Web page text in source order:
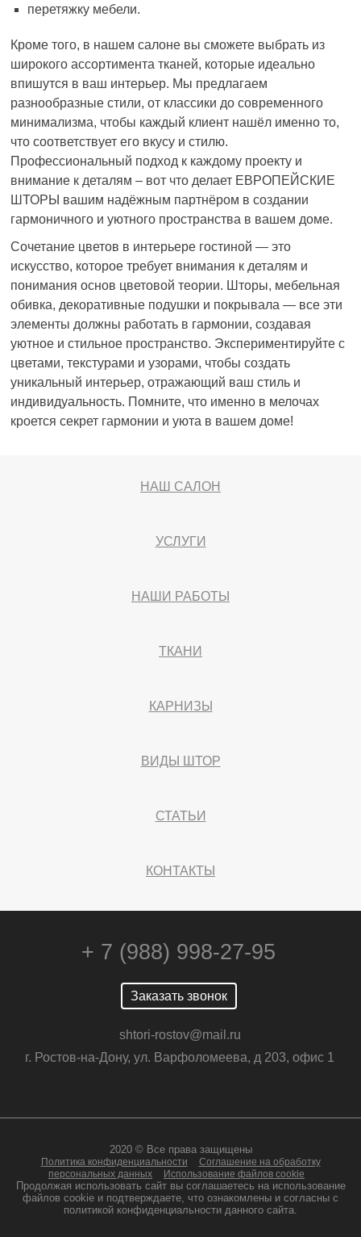
перетяжку мебели.
Кроме того, в нашем салоне вы сможете выбрать из
широкого ассортимента тканей, которые идеально
впишутся в ваш интерьер. Мы предлагаем
разнообразные стили, от классики до современного
минимализма, чтобы каждый клиент нашёл именно то,
что соответствует его вкусу и стилю.
Профессиональный подход к каждому проекту и
внимание к деталям – вот что делает ЕВРОПЕЙСКИЕ
ШТОРЫ вашим надёжным партнёром в создании
гармоничного и уютного пространства в вашем доме.
Сочетание цветов в интерьере гостиной — это
искусство, которое требует внимания к деталям и
понимания основ цветовой теории. Шторы, мебельная
обивка, декоративные подушки и покрывала — все эти
элементы должны работать в гармонии, создавая
уютное и стильное пространство. Экспериментируйте с
цветами, текстурами и узорами, чтобы создать
уникальный интерьер, отражающий ваш стиль и
индивидуальность. Помните, что именно в мелочах
кроется секрет гармонии и уюта в вашем доме!
НАШ САЛОН
УСЛУГИ
НАШИ РАБОТЫ
ТКАНИ
КАРНИЗЫ
ВИДЫ ШТОР
СТАТЬИ
КОНТАКТЫ
+ 7 (988) 998-27-95
Заказать звонок
shtori-rostov@mail.ru
г. Ростов-на-Дону, ул. Варфоломеева, д 203, офис 1
2020 © Все права защищены
Политика конфиденциальности
Соглашение на обработку
персональных данных
Использование файлов cookie
Продолжая использовать сайт вы соглашаетесь на использование
файлов cookie и подтверждаете, что ознакомлены и согласны с
политикой конфиденциальности данного сайта.